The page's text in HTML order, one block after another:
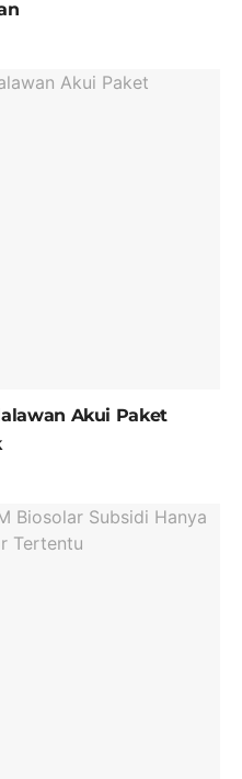
Akui Paket